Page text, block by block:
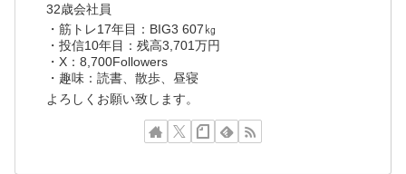
32歳会社員
・筋トレ17年目：BIG3 607㎏
・投信10年目：残高3,701万円
・X：8,700Followers
・趣味：読書、散歩、昼寝
よろしくお願い致します。